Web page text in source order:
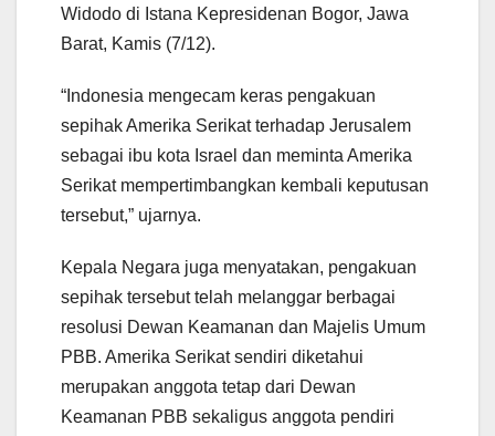
Widodo di Istana Kepresidenan Bogor, Jawa
Barat, Kamis (7/12).
“Indonesia mengecam keras pengakuan
sepihak Amerika Serikat terhadap Jerusalem
sebagai ibu kota Israel dan meminta Amerika
Serikat mempertimbangkan kembali keputusan
tersebut,” ujarnya.
Kepala Negara juga menyatakan, pengakuan
sepihak tersebut telah melanggar berbagai
resolusi Dewan Keamanan dan Majelis Umum
PBB. Amerika Serikat sendiri diketahui
merupakan anggota tetap dari Dewan
Keamanan PBB sekaligus anggota pendiri